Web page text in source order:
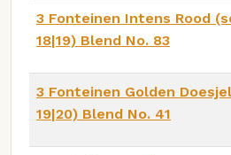
3 Fonteinen Intens Rood
18|19) Blend No. 83
3 Fonteinen Golden
19|20) Blend No. 41